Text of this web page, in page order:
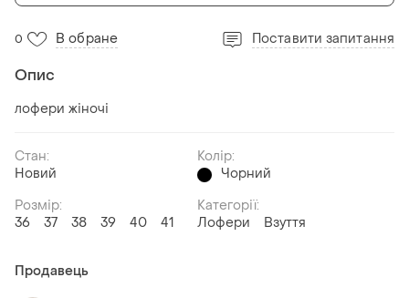
0 В обране Поставити запитання
Опис
лофери жіночі
Стан:
Новий
Колір:
Чорний
Розмір:
36
37 38 39 40 41
Категорії:
Лофери
Взуття
Продавець